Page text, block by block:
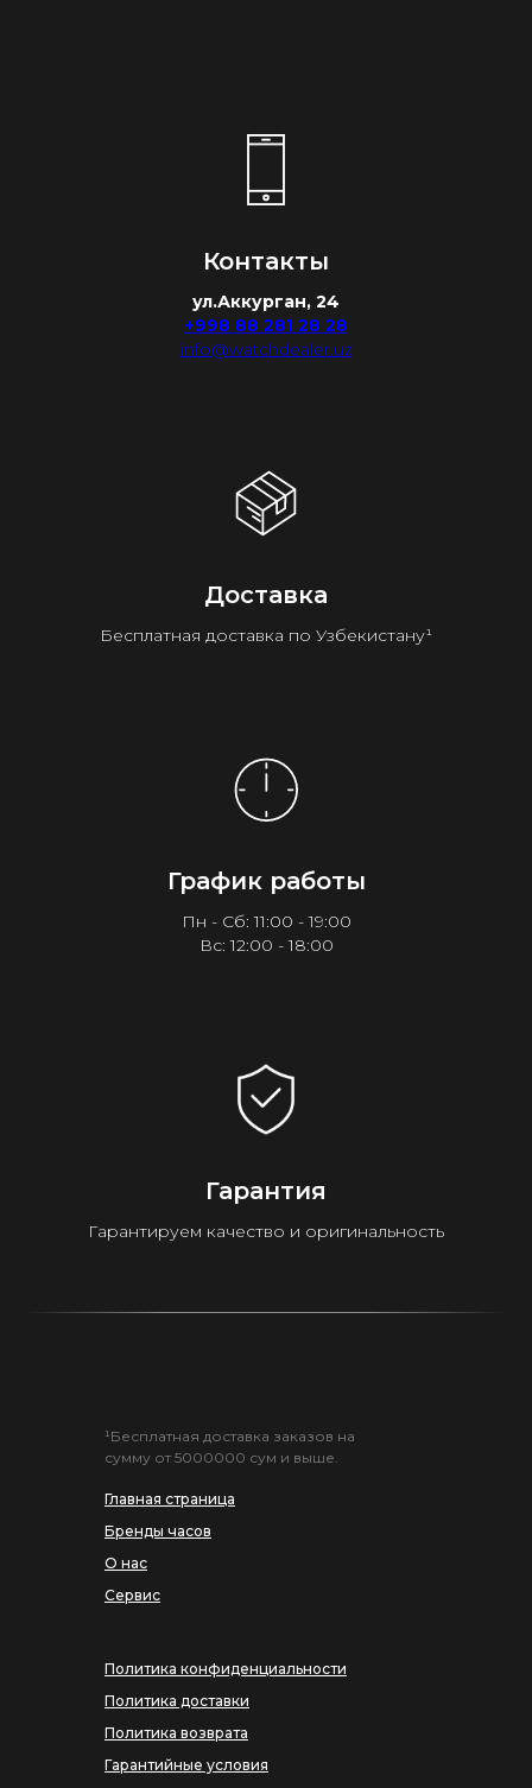
Контакты
ул.Аккурган, 24
+998 88 281 28 28
info@watchdealer.uz
Доставка
Бесплатная доставка по Узбекистану¹
График работы
Пн - Сб: 11:00 - 19:00
Вс: 12:00 - 18:00
Гарантия
Гарантируем качество и оригинальность
Главная страница
Бренды часов
О нас
Сервис
¹Бесплатная доставка заказов на
сумму от 5000000 сум и выше.
Политика конфиденциальности
Политика доставки
Политика возврата
Гарантийные условия